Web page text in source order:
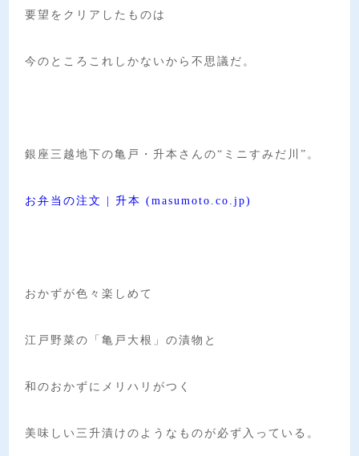
要望をクリアしたものは
今のところこれしかないから不思議だ。
銀座三越地下の亀戸・升本さんの“ミニすみだ川”。
お弁当の注文 | 升本 (masumoto.co.jp)
おかずが色々楽しめて
江戸野菜の「亀戸大根」の漬物と
和のおかずにメリハリがつく
美味しい三升漬けのようなものが必ず入っている。